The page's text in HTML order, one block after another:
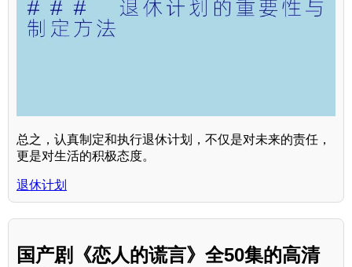
总之，认真制定和执行退休计划，不仅是对未来的责任，
更是对生活的积极态度。
退休计划
国产剧《恋人的谎言》全50集的高清